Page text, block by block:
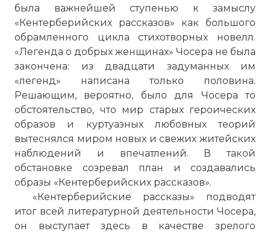
была важнейшей ступенью к замыслу
«Кентерберийских рассказов» как большого
обрамленного цикла стихотворных новелл.
«Легенда о добрых женщинах» Чосера не была
закончена: из двадцати задуманных им
«легенд» написана только половина.
Решающим, вероятно, было для Чосера то
обстоятельство, что мир старых героических
образов и куртуазных любовных теорий
вытеснялся миром новых и свежих житейских
наблюдений и впечатлений. В такой
обстановке созревал план и создавались
образы «Кентер­берийских рассказов».
«Кентерберийские рассказы» подводят
итог всей литературной деятельности Чосера,
он выступает здесь в качестве зрелого